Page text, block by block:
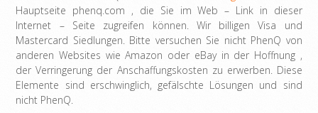
Hauptseite phenq.com , die Sie im Web – Link in dieser
Internet – Seite zugreifen können. Wir billigen Visa und
Mastercard Siedlungen. Bitte versuchen Sie nicht PhenQ von
anderen Websites wie Amazon oder eBay in der Hoffnung ,
der Verringerung der Anschaffungskosten zu erwerben. Diese
Elemente sind erschwinglich, gefälschte Lösungen und sind
nicht PhenQ.